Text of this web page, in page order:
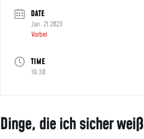
DATE
Jan. 21 2023
Vorbei
TIME
19:30
Dinge, die ich sicher weiß